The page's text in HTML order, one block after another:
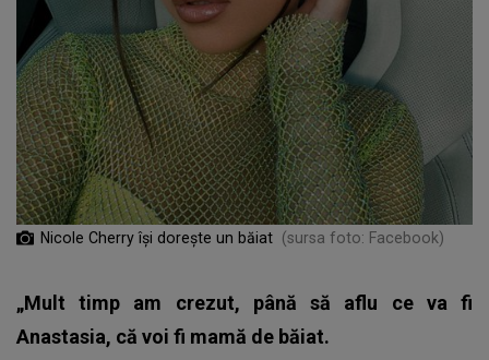
Nicole Cherry își dorește un băiat (sursa foto: Facebook)
„Mult timp am crezut, până să aflu ce va fi
Anastasia, că voi fi mamă de băiat.